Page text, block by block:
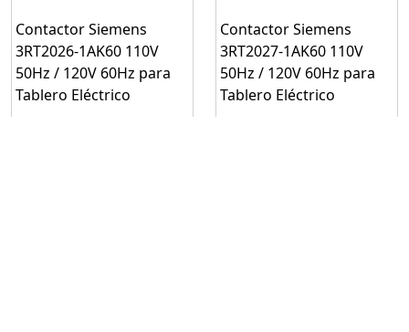
Contactor Siemens
3RT2026-1AK60 110V
50Hz / 120V 60Hz para
Tablero Eléctrico
Contactor Siemens
3RT2027-1AK60 110V
50Hz / 120V 60Hz para
Tablero Eléctrico